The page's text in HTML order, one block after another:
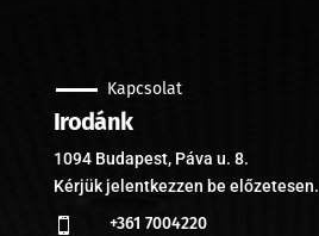
Kapcsolat
Irodánk
1094 Budapest, Páva u. 8.
Kérjük jelentkezzen be előzetesen.
 +361 7004220